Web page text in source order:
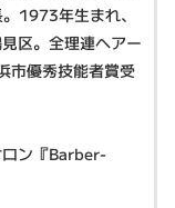
1973年生まれ、
区。全理連ヘアー
市優秀技能者賞受
ロン『Barber-